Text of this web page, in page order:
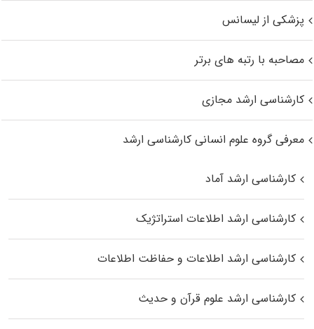
پزشکی از لیسانس
مصاحبه با رتبه های برتر
کارشناسی ارشد مجازی
معرفی گروه علوم انسانی کارشناسی ارشد
کارشناسی ارشد آماد
کارشناسی ارشد اطلاعات استراتژیک
کارشناسی ارشد اطلاعات و حفاظت اطلاعات
کارشناسی ارشد علوم قرآن و حدیث